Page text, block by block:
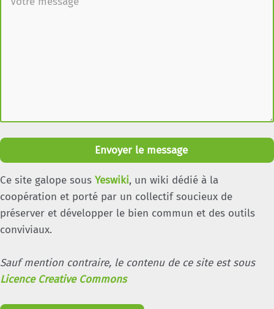
Envoyer le message
Ce site galope sous Yeswiki, un wiki dédié à la
coopération et porté par un collectif soucieux de
préserver et développer le bien commun et des outils
conviviaux.
Sauf mention contraire, le contenu de ce site est sous
Licence Creative Commons